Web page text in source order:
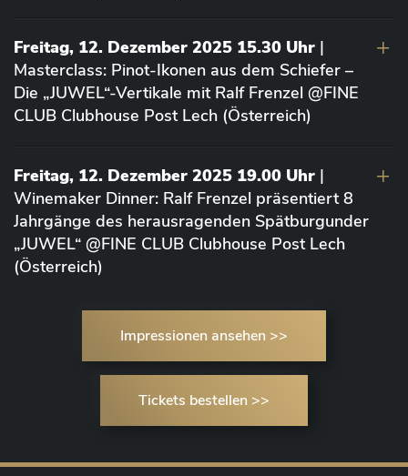
Freitag, 12. Dezember 2025 15.30 Uhr |
Masterclass: Pinot-Ikonen aus dem Schiefer –
Die „JUWEL“-Vertikale mit Ralf Frenzel @FINE
CLUB Clubhouse Post Lech (Österreich)
Freitag, 12. Dezember 2025 19.00 Uhr |
Winemaker Dinner: Ralf Frenzel präsentiert 8
Jahrgänge des herausragenden Spätburgunder
„JUWEL“ @FINE CLUB Clubhouse Post Lech
(Österreich)
Impressionen ansehen >>
Tickets bestellen >>